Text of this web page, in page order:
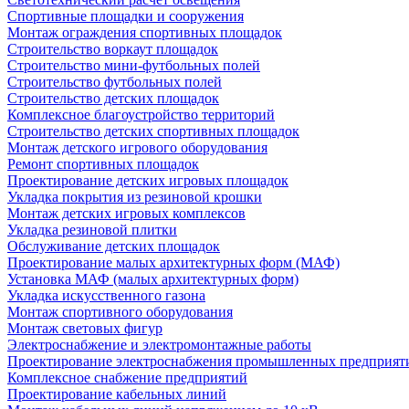
Спортивные площадки и сооружения
Монтаж ограждения спортивных площадок
Строительство воркаут площадок
Строительство мини-футбольных полей
Строительство футбольных полей
Строительство детских площадок
Комплексное благоустройство территорий
Строительство детских спортивных площадок
Монтаж детского игрового оборудования
Ремонт спортивных площадок
Проектирование детских игровых площадок
Укладка покрытия из резиновой крошки
Монтаж детских игровых комплексов
Укладка резиновой плитки
Обслуживание детских площадок
Проектирование малых архитектурных форм (МАФ)
Установка МАФ (малых архитектурных форм)
Укладка искусственного газона
Монтаж спортивного оборудования
Монтаж световых фигур
Электроснабжение и электромонтажные работы
Проектирование электроснабжения промышленных
Комплексное снабжение предприятий
Проектирование кабельных линий